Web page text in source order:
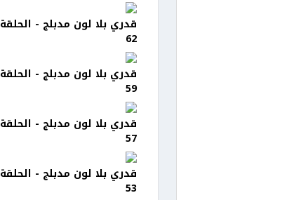
قدري بلا لون مدبلج - الحلقة
62
قدري بلا لون مدبلج - الحلقة
59
قدري بلا لون مدبلج - الحلقة
57
قدري بلا لون مدبلج - الحلقة
53